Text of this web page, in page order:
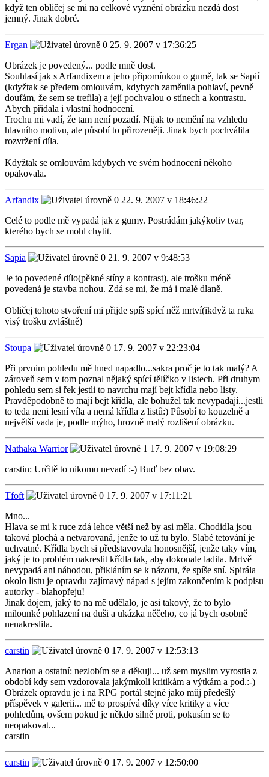
když ten obličej se mi na celkové vyznění obrázku nezdá dost
jemný. Jinak dobré.
Ergan
25. 9. 2007 v 17:36:25
Obrázek je povedený... podle mně dost.
Souhlasí jak s Arfandixem a jeho připomínkou o gumě, tak se Sapií
(kdyžtak se předem omlouvám, kdybych zaměnila pohlaví, pevně
doufám, že sem se trefila) a její pochvalou o stínech a kontrastu.
Abych přidala i vlastní hodnocení.
Trochu mi vadí, že tam není pozadí. Nijak to nemění na vzhledu
hlavního motivu, ale působí to přirozeněji. Jinak bych pochválila
rozvržení díla.
Kdyžtak se omlouvám kdybych ve svém hodnocení někoho
opakovala.
Arfandix
22. 9. 2007 v 18:46:22
Celé to podle mě vypadá jak z gumy. Postrádám jakýkoliv tvar,
kterého bych se mohl chytit.
Sapia
21. 9. 2007 v 9:48:53
Je to povedené dílo(pěkné stíny a kontrast), ale trošku méně
povedená je stavba nohou. Zdá se mi, že má i malé dlaně.
Obličej tohoto stvoření mi přijde spíš spící něž mrtví(ikdyž ta ruka
visý trošku zvláštně)
Stoupa
17. 9. 2007 v 22:23:04
Při prvnim pohledu mě hned napadlo...sakra proč je to tak malý? A
zároveň sem v tom poznal nějaký spící tělíčko v listech. Při druhym
pohledu sem si řek jestli to navrchu mají bejt křídla nebo listy.
Pravděpodobně to mají bejt křídla, ale bohužel tak nevypadají...jestli
to teda neni lesní víla a nemá křídla z listů:) Působí to kouzelně a
největší vada je, podle mýho, hrozně malý rozlišení obrázku.
Nathaka Warrior
17. 9. 2007 v 19:08:29
carstin: Určitě to nikomu nevadí :-) Buď bez obav.
Tfoft
17. 9. 2007 v 17:11:21
Mno...
Hlava se mi k ruce zdá lehce větší než by asi měla. Chodidla jsou
taková plochá a netvarovaná, jenže to už tu bylo. Slabé tetování je
uchvatné. Křídla bych si představovala honosnější, jenže taky vím,
jaký je to problém nakreslit křídla tak, aby dokonale ladila. Mrtvě
nevypadá ani náhodou, přikláním se k názoru, že spíše sní. Spirála
okolo listu je opravdu zajímavý nápad s jejím zakončením k podpisu
autorky - blahopřeju!
Jinak dojem, jaký to na mě udělalo, je asi takový, že to bylo
milounké pohlazení na duši a ukázka něčeho, co já bych osobně
nenakreslila.
carstin
17. 9. 2007 v 12:53:13
Anarion a ostatní: nezlobím se a děkuji... už sem myslim vyrostla z
období kdy sem vzdorovala jakýmkoli kritikám a výtkám a pod.:-)
Obrázek opravdu je i na RPG portál stejně jako můj předešlý
příspěvek v galerii... mě to prospívá díky více kritiky a více
pohledům, ovšem pokud je někdo silně proti, pokusím se to
neopakovat...
carstin
carstin
17. 9. 2007 v 12:50:00